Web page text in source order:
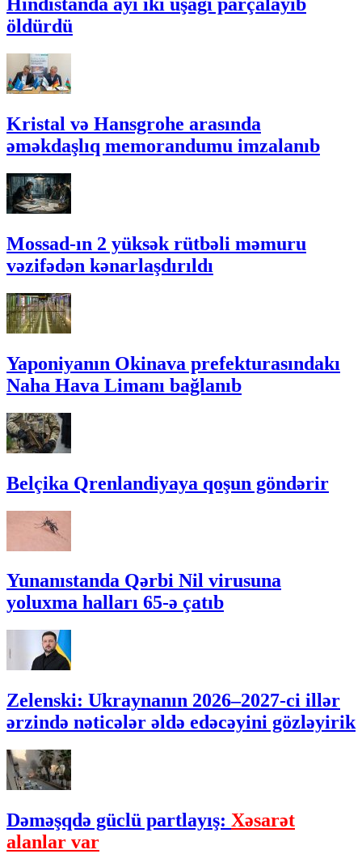
Hindistanda ayı iki uşağı parçalayıb
öldürdü
Kristal və Hansgrohe arasında
əməkdaşlıq memorandumu imzalanıb
Mossad-ın 2 yüksək rütbəli məmuru
vəzifədən kənarlaşdırıldı
Yaponiyanın Okinava prefekturasındakı
Naha Hava Limanı bağlanıb
Belçika Qrenlandiyaya qoşun göndərir
Yunanıstanda Qərbi Nil virusuna
yoluxma halları 65-ə çatıb
Zelenski: Ukraynanın 2026–2027-ci illər
ərzində nəticələr əldə edəcəyini gözləyirik
Dəməşqdə güclü partlayış: Xəsarət
alanlar var